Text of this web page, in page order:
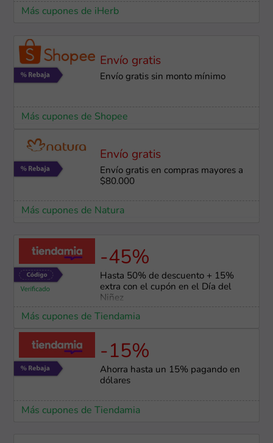
Más cupones de iHerb
Envío gratis
Envío gratis sin monto mínimo
Más cupones de Shopee
Envío gratis
Envío gratis en compras mayores a
$80.000
Más cupones de Natura
-45%
Hasta 50% de descuento + 15%
extra con el cupón en el Día del
Niñez
Más cupones de Tiendamia
-15%
Ahorra hasta un 15% pagando en
dólares
Más cupones de Tiendamia